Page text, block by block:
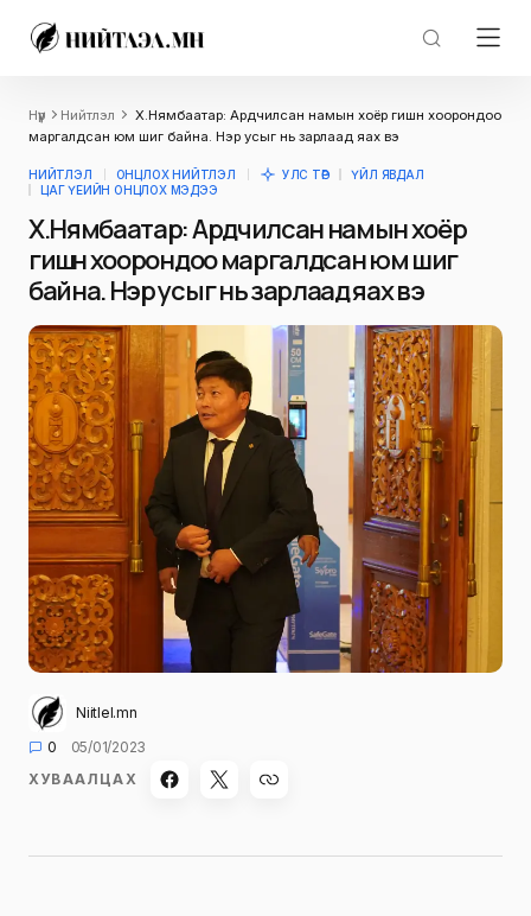
Нүүр Нийтлэл
Х.Нямбаатар: Ардчилсан намын хоёр гишүүн хоорондоо
маргалдсан юм шиг байна. Нэр усыг нь зарлаад яах вэ
НИЙТЛЭЛ ОНЦЛОХ НИЙТЛЭЛ УЛС ТӨР
ҮЙЛ ЯВДАЛ
ЦАГ ҮЕИЙН ОНЦЛОХ МЭДЭЭ
Х.Нямбаатар: Ардчилсан намын хоёр
гишүүн хоорондоо маргалдсан юм шиг
байна. Нэр усыг нь зарлаад яах вэ
Niitlel.mn
0
05/01/2023
ХУВААЛЦАХ